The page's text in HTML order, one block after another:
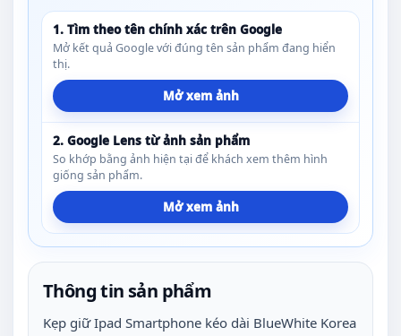
1. Tìm theo tên chính xác trên Google
Mở kết quả Google với đúng tên sản phẩm đang hiển
thị.
Mở xem ảnh
2. Google Lens từ ảnh sản phẩm
So khớp bằng ảnh hiện tại để khách xem thêm hình
giống sản phẩm.
Mở xem ảnh
Thông tin sản phẩm
Kẹp giữ Ipad Smartphone kéo dài BlueWhite Korea